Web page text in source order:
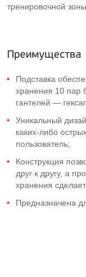
тренировочной зоны.
Преимущества
Подставка
хранения 10 пар
гантелей —
Уникальный
каких-либо
пользователь;
Конструкция
друг к другу, а
хранения сделает
Предназначена